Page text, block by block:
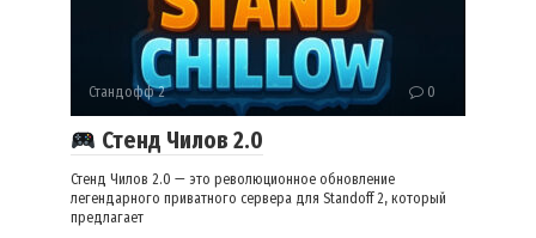
Стандофф 2 0
Стенд Чилов 2.0
Стенд Чилов 2.0 — это революционное обновление
легендарного приватного сервера для Standoff 2, который
предлагает